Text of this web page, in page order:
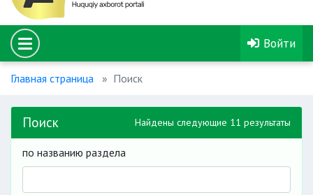
Войти
Главная страница Поиск
Поиск Найдены следующие 11 результаты
по названию раздела